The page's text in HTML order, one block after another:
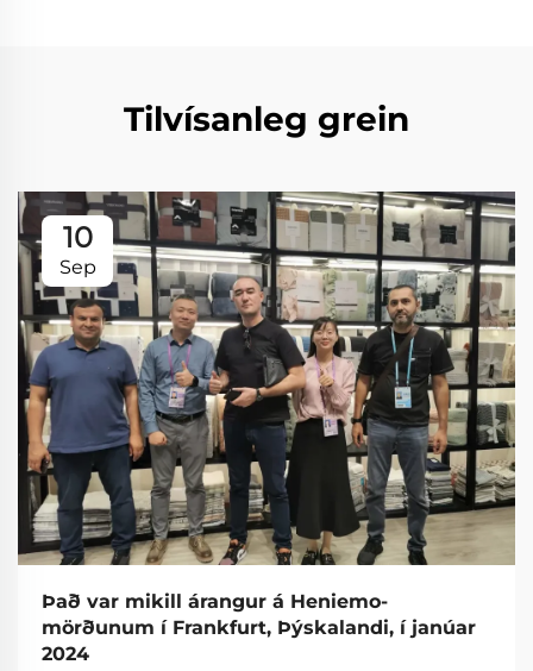
Tilvísanleg grein
10
Sep
Það var mikill árangur á Heniemo-
mörðunum í Frankfurt, Þýskalandi, í janúar
2024